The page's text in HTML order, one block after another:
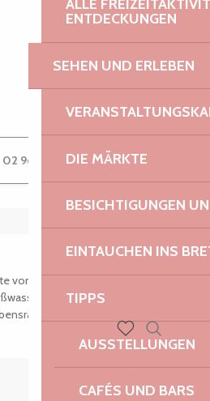
ALLE
ENTDECKUNGEN
SEHEN UND ERLEBEN
DIE MÄRKTE
BESICHTIGUNGEN
EINTAUCHEN INS
TIPPS
AUSSTELLUNGEN
CAFÉS UND BARS
Voir les favoris
Suche
02 96 15 44▒▒
vom Ärmelkanal getrennte
das eine
bietet. Schilfgürtel,...